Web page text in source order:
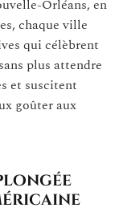
Orléans, en
chaque ville
qui célèbrent
plus attendre
et suscitent
goûter aux